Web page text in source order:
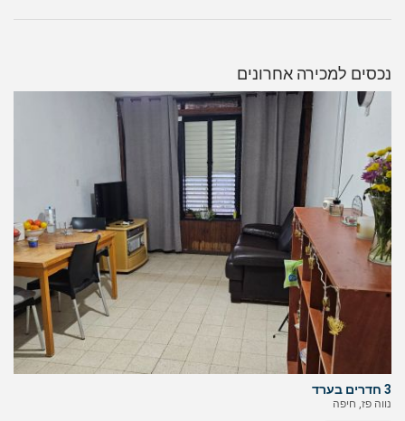
נכסים למכירה אחרונים
3 חדרים בערד
נווה פז, חיפה